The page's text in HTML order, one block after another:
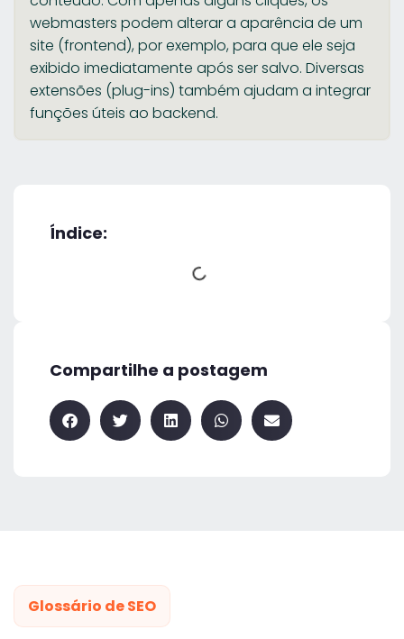
webmasters podem alterar a aparência de um
site (frontend), por exemplo, para que ele seja
exibido imediatamente após ser salvo. Diversas
extensões (plug-ins) também ajudam a integrar
funções úteis ao backend.
Índice:
Compartilhe a postagem
Glossário de SEO